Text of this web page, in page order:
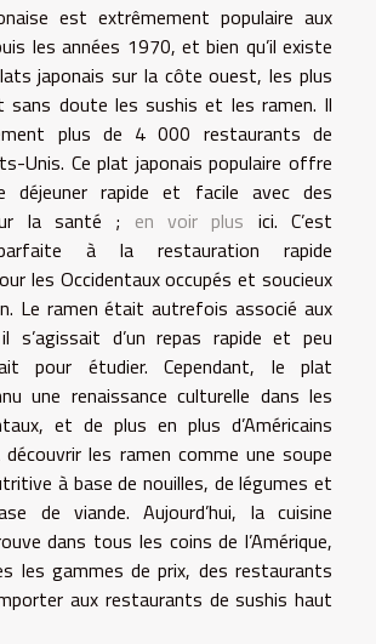
est extrêmement populaire aux
les années 1970, et bien qu’il existe
japonais sur la côte ouest, les plus
sans doute les sushis et les ramen. Il
plus de 4 000 restaurants de
Unis. Ce plat japonais populaire offre
déjeuner rapide et facile avec des
la santé ; en voir plus ici. C’est
parfaite à la restauration rapide
les Occidentaux occupés et soucieux
Le ramen était autrefois associé aux
s’agissait d’un repas rapide et peu
pour étudier. Cependant, le plat
une renaissance culturelle dans les
et de plus en plus d’Américains
les ramen comme une soupe
à base de nouilles, de légumes et
de viande. Aujourd’hui, la cuisine
dans tous les coins de l’Amérique,
les gammes de prix, des restaurants
aux restaurants de sushis haut